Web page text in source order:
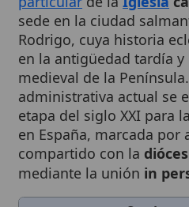
Rodrigo, cuya historia
en la antigüedad tardía y en
medieval de la Península.
administrativa actual se
etapa del siglo XXI para las
en España, marcada por
compartido con ladiócesis
mediante la uniónin
Cuadro
[Datos
Nombre
Diócesis de